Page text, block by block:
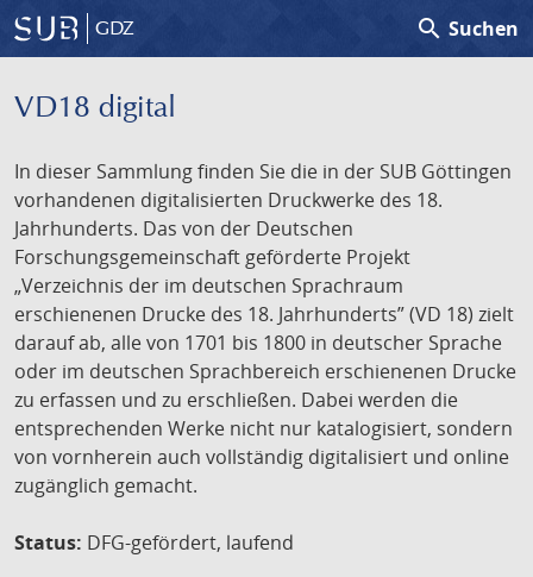
GDZ search Suchen
VD18 digital
In dieser Sammlung finden Sie die in der SUB Göttingen
vorhandenen digitalisierten Druckwerke des 18.
Jahrhunderts. Das von der Deutschen
Forschungsgemeinschaft geförderte Projekt
„Verzeichnis der im deutschen Sprachraum
erschienenen Drucke des 18. Jahrhunderts” (VD 18) zielt
darauf ab, alle von 1701 bis 1800 in deutscher Sprache
oder im deutschen Sprachbereich erschienenen Drucke
zu erfassen und zu erschließen. Dabei werden die
entsprechenden Werke nicht nur katalogisiert, sondern
von vornherein auch vollständig digitalisiert und online
zugänglich gemacht.
Status: DFG-gefördert, laufend